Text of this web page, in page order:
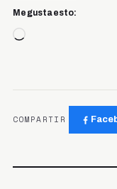
Me gusta esto:
Cargando...
COMPARTIR